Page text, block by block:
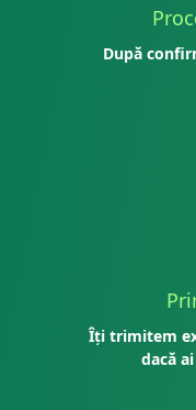
După
Îți trimitem
dacă